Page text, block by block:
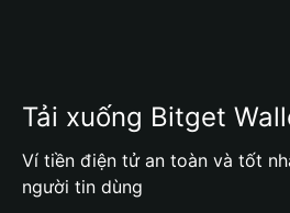
Tải xuống Bitget
Ví tiền điện tử an toàn và tốt
người tin dùng